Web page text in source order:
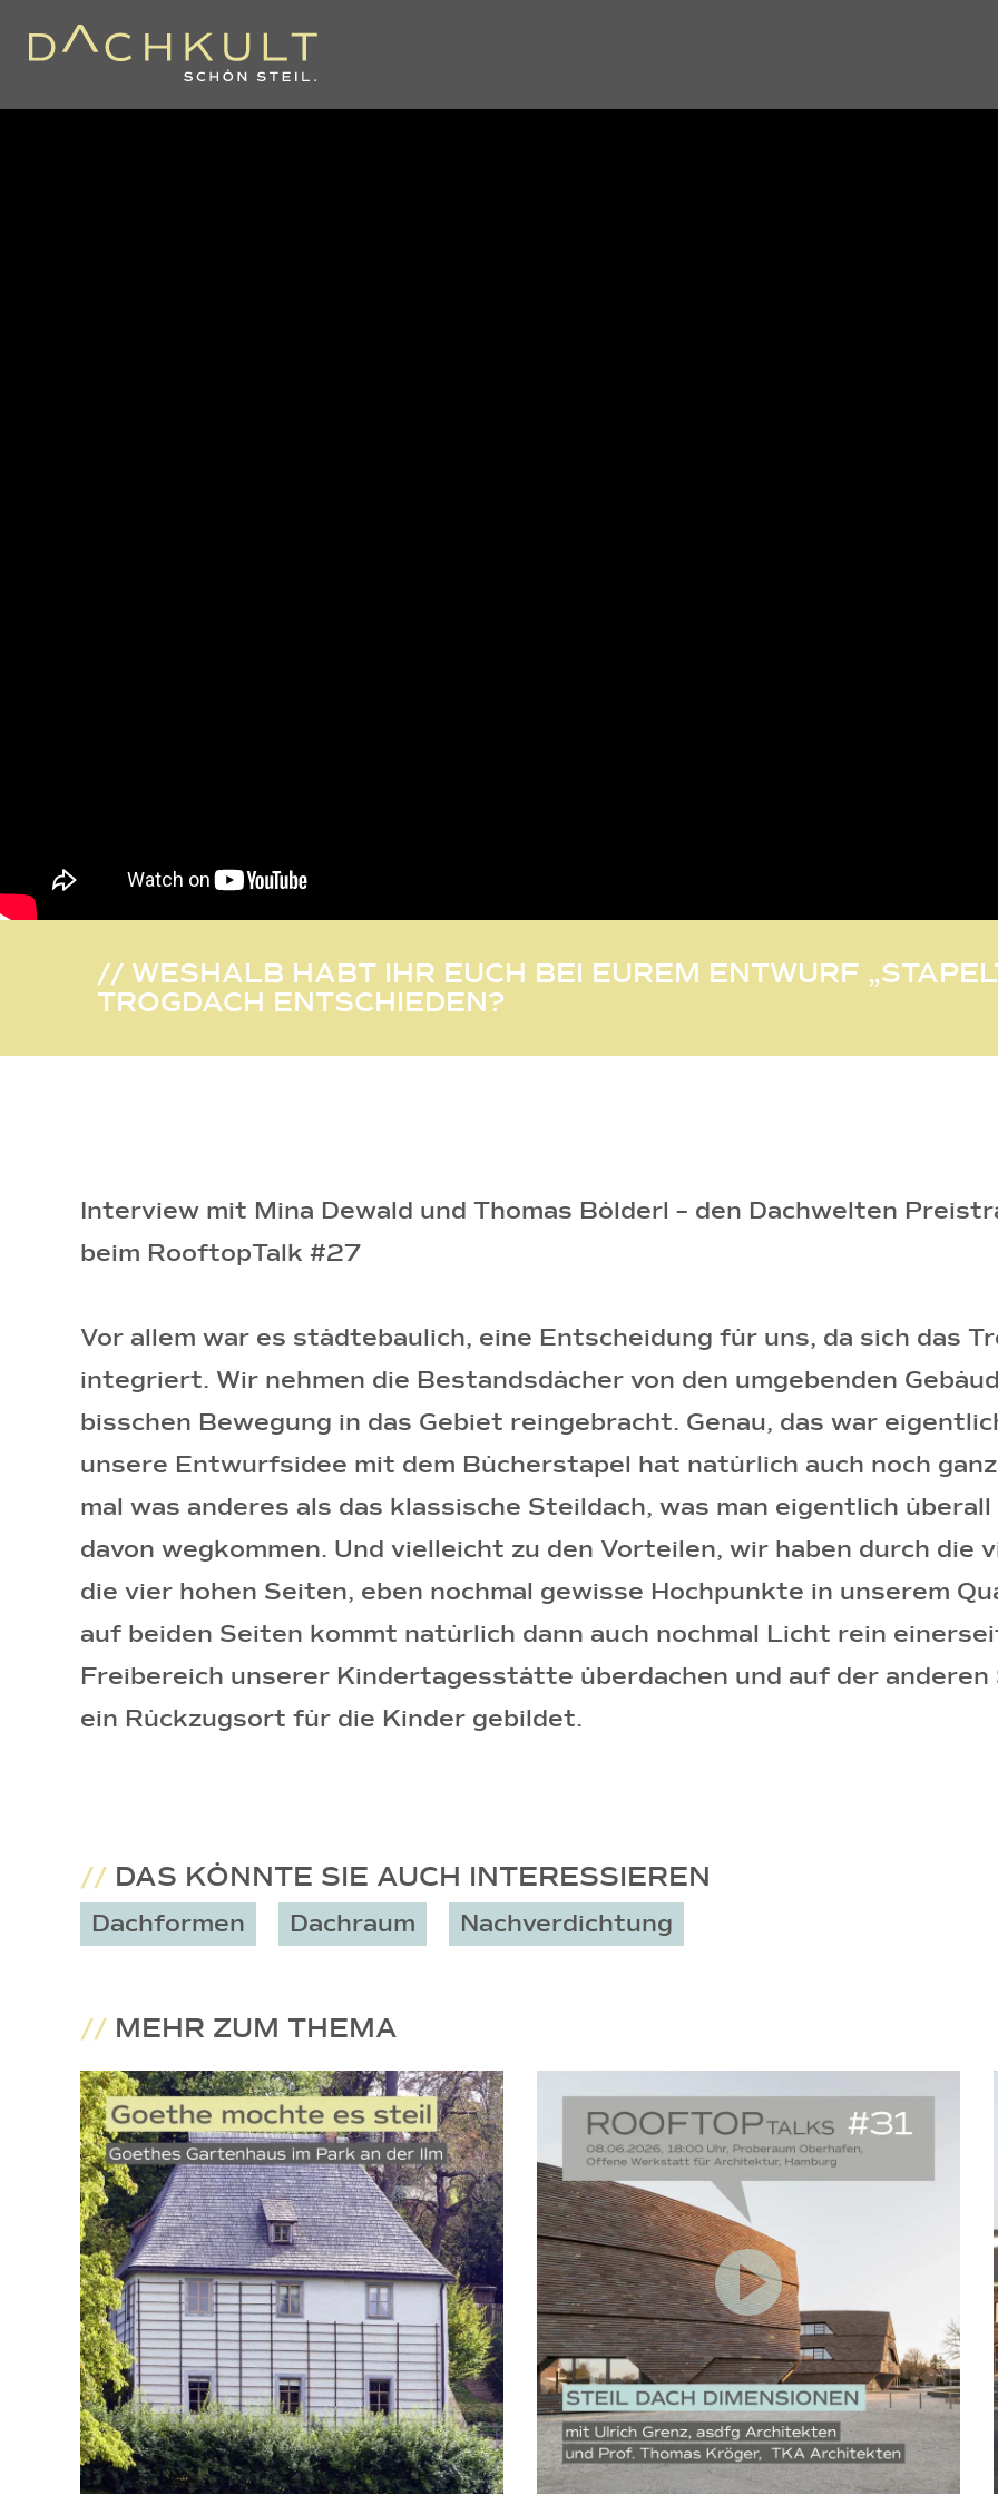
// WESHALB HABT IHR EUCH BEI EUREM ENTWURF
TROGDACH ENTSCHIEDEN?
Interview mit Mina Dewald und Thomas Bölderl – den Dachwelten
beim RooftopTalk #27
Vor allem war es städtebaulich, eine Entscheidung für uns, da sich das
integriert. Wir nehmen die Bestandsdächer von den umgebenden
bisschen Bewegung in das Gebiet reingebracht. Genau, das war
unsere Entwurfsidee mit dem Bücherstapel hat natürlich auch noch
mal was anderes als das klassische Steildach, was man eigentlich
davon wegkommen. Und vielleicht zu den Vorteilen, wir haben durch die
die vier hohen Seiten, eben nochmal gewisse Hochpunkte in unserem
auf beiden Seiten kommt natürlich dann auch nochmal Licht rein
Freibereich unserer Kindertagesstätte überdachen und auf der anderen
ein Rückzugsort für die Kinder gebildet.
// DAS KÖNNTE SIE AUCH INTERESSIEREN
Dachformen Dachraum Nachverdichtung
// MEHR ZUM THEMA